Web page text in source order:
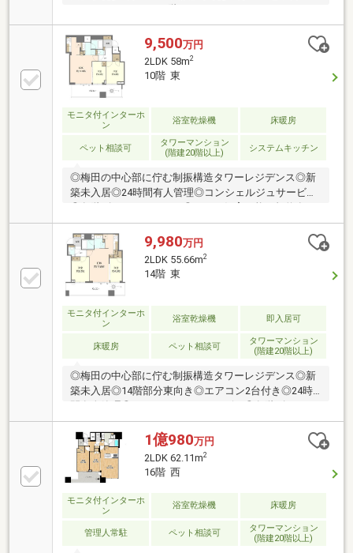
階）、フィットネスルーム（3階）、 スカイラウン
ジ（32階）、コンシェルジュサービス等共用施設・サ
ービスが充実□ダブルオートロックシステム、24時間
有人管理といった高いセキュリティ性□床暖房、食洗
器、ディスポーザー、浴室乾燥機等設備も充実□各階
のクリーンステーションに24時間ゴミ出しが可能□納
戸、ウォークインクローゼット、シューズインクロー
ゼットと収納豊富◇◆リフォーム内容（2026年1月完
成）◆◇鍵交換他実施予定
9,500万円
2LDK 58m2
10階 東
モニタ付インターホ
ン
浴室乾燥機 床暖房
ペット相談可
タワーマンション
(階建20階以上)
システムキッチン
◎梅田の中心部に佇む制振構造タワーレジデンス◎新
築未入居◎24時間有人管理◎コンシェルジュサービス
◎共用施設 ・フィットネスルーム（3階） ・ペッ
ト足洗い場（3階） ・パーティールーム（9階） ・
テレワークラウンジ（9階） ・スカイラウンジ（32
階）◎大阪メトロ谷町線『東梅田駅』徒歩約2分
大阪メトロ御堂筋線『梅田駅』徒歩約3分 JR各線
『大阪駅』徒歩約9分
9,980万円
2LDK 55.66m2
14階 東
モニタ付インターホ
ン
浴室乾燥機 即入居可
床暖房 ペット相談可
タワーマンション
(階建20階以上)
◎梅田の中心部に佇む制振構造タワーレジデンス◎新
築未入居◎14階部分東向き◎エアコン2台付き◎24時
ーション◎ペット飼育可能（規約有）◎共用施設 ・
フィットネスルーム（3階） ・ペット足洗い場（3
階） ・パーティールーム（9階） ・テレワークラ
ウンジ（9階） ・スカイラウンジ（32階）◎大阪メ
トロ谷町線『東梅田駅』徒歩約2分 大阪メトロ御
堂筋線『梅田駅』徒歩約3分 JR各線『大阪駅』徒
歩約9分
1億980万円
2LDK 62.11m2
16階 西
モニタ付インターホ
ン
浴室乾燥機 床暖房
管理人常駐 ペット相談可
タワーマンション
(階建20階以上)